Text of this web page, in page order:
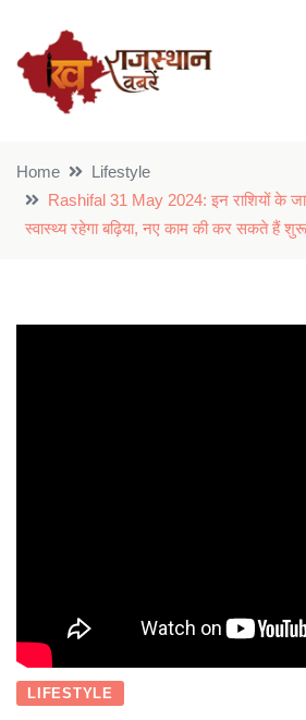
Home
Lifestyle
Rashifal 31 May 2024: इन राशियों के
स्वास्थ्य रहेगा बढ़िया, नए काम की कर सकते हैं
LIFESTYLE